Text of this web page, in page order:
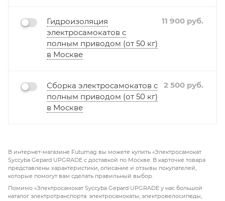
Гидроизоляция
электросамокатов с
полным приводом (от 50 кг)
в Москве
11 900 руб.
Сборка электросамокатов с
полным приводом (от 50 кг)
в Москве
2 500 руб.
В интернет-магазине Futumag вы можете купить «Электросамокат
Syccyba Gepard UPGRADE с доставкой по Москве. В карточке товара
представлены характеристики, описание и отзывы покупателей,
которые помогут вам сделать правильный выбор.
Помимо «Электросамокат Syccyba Gepard UPGRADE у нас большой
каталог электротранспорта: электросамокаты, электровелосипеды,